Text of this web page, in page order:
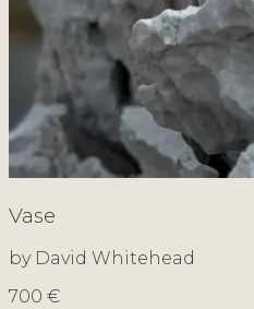
Vase
by David Whitehead
700 €